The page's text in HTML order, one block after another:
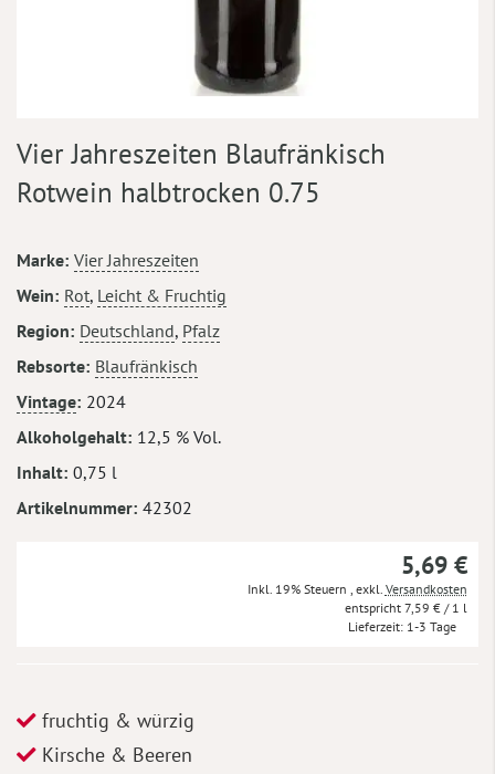
Anfang
der
Bildergalerie
Vier Jahreszeiten Blaufränkisch
Rotwein halbtrocken 0.75
Mehr
Informationen
Marke Vier Jahreszeiten
Wein Rot, Leicht & Fruchtig
Region Deutschland, Pfalz
Rebsorte Blaufränkisch
Vintage 2024
Alkoholgehalt 12,5 % Vol.
Inhalt 0,75 l
Artikelnummer 42302
5,69 €
Inkl. 19% Steuern exkl. Versandkosten
7,59 € / 1 l
Lieferzeit 1-3 Tage
fruchtig & würzig
Kirsche & Beeren